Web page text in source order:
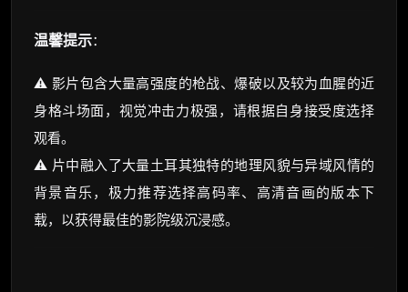
温馨提示：
⚠️ 影片包含大量高强度的枪战、爆破以及较为血腥的近
身格斗场面，视觉冲击力极强，请根据自身接受度选择
观看。
⚠️ 片中融入了大量土耳其独特的地理风貌与异域风情的
背景音乐，极力推荐选择高码率、高清音画的版本下
载，以获得最佳的影院级沉浸感。